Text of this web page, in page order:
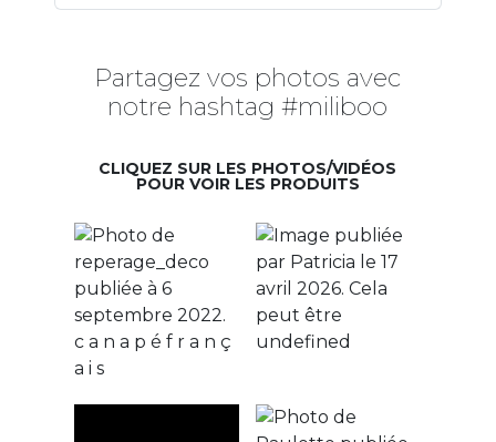
Partagez vos photos avec
notre hashtag #miliboo
CLIQUEZ SUR LES PHOTOS/VIDÉOS
POUR VOIR LES PRODUITS